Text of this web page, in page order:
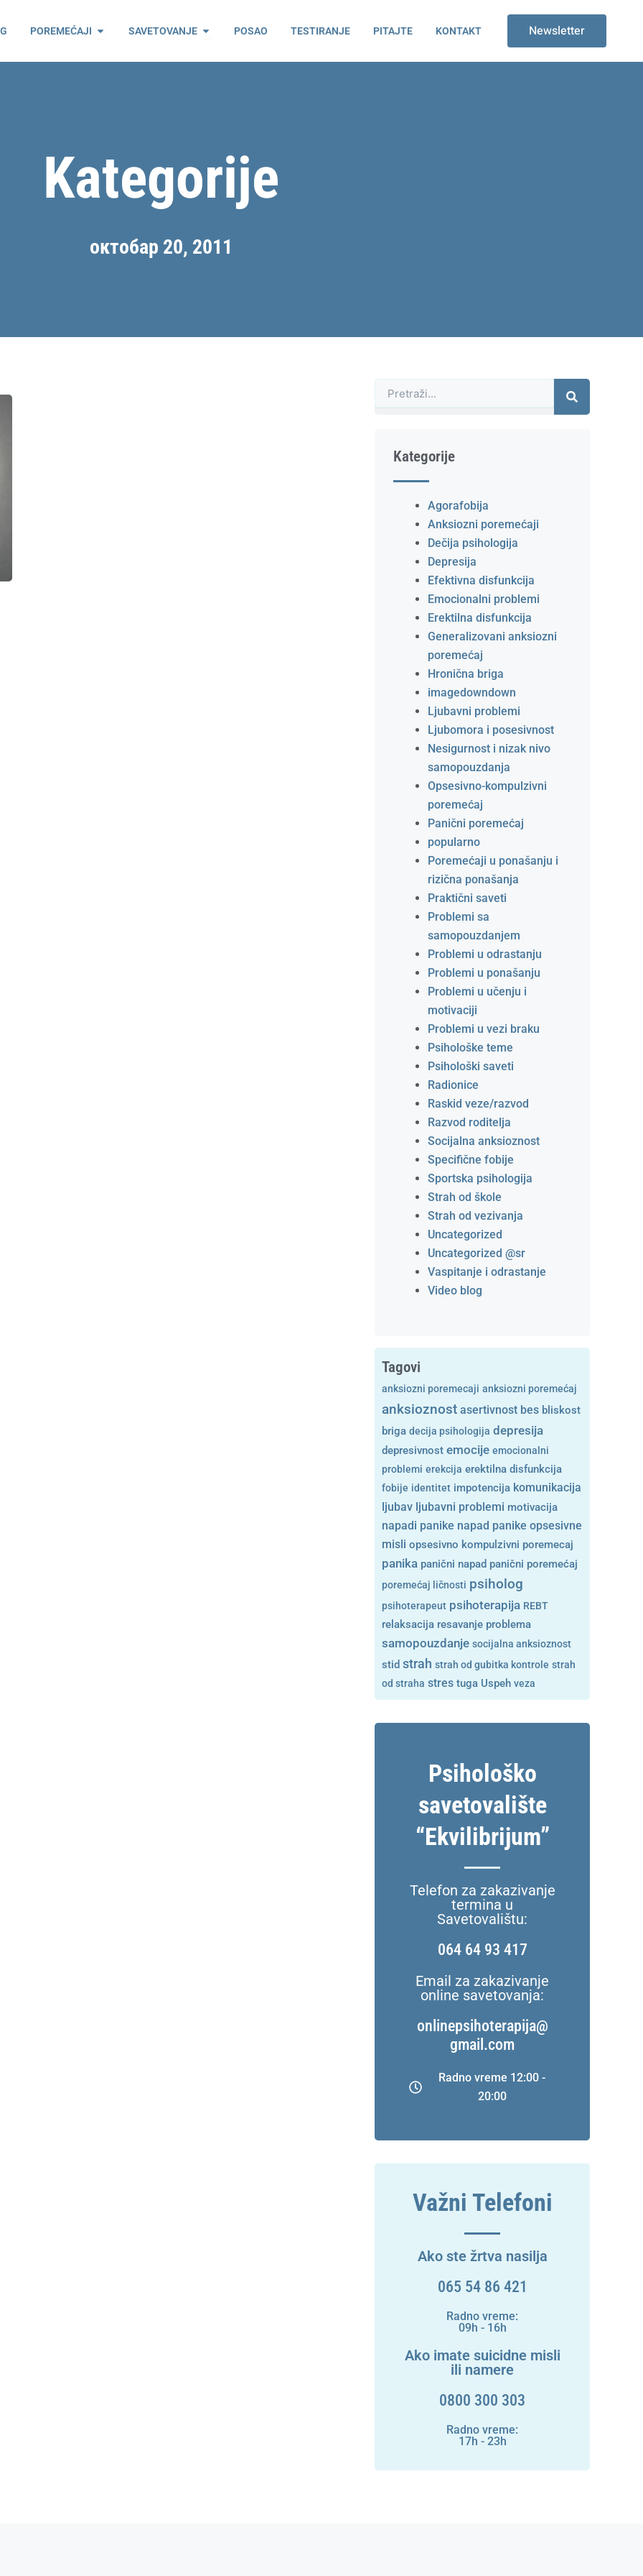
POREMEĆAJI Open Poremećaji
SAVETOVANJE Open Savetovanje
POSAO TESTIRANJE PITAJTE KONTAKT Newsletter
Kategorije
октобар 20, 2011
Претрага
Kategorije
Agorafobija
Anksiozni poremećaji
Dečija psihologija
Depresija
Efektivna disfunkcija
Emocionalni problemi
Erektilna disfunkcija
Generalizovani anksiozni
poremećaj
Hronična briga
imagedowndown
Ljubavni problemi
Ljubomora i posesivnost
Nesigurnost i nizak nivo
samopouzdanja
Opsesivno-kompulzivni
poremećaj
Panični poremećaj
popularno
Poremećaji u ponašanju i
rizična ponašanja
Praktični saveti
Problemi sa
samopouzdanjem
Problemi u odrastanju
Problemi u ponašanju
Problemi u učenju i
motivaciji
Problemi u vezi braku
Psihološke teme
Psihološki saveti
Radionice
Raskid veze/razvod
Razvod roditelja
Socijalna anksioznost
Specifične fobije
Sportska psihologija
Strah od škole
Strah od vezivanja
Uncategorized
Uncategorized @sr
Vaspitanje i odrastanje
Video blog
Tagovi
anksiozni poremecaji anksiozni poremećaj
anksioznost asertivnost bes bliskost
briga decija psihologija depresija
depresivnost emocije emocionalni
problemi erekcija erektilna disfunkcija
fobije identitet impotencija komunikacija
ljubav ljubavni problemi motivacija
napadi panike napad panike opsesivne
misli opsesivno kompulzivni poremecaj
panika panični napad panični poremećaj
poremećaj ličnosti psiholog
psihoterapeut psihoterapija REBT
relaksacija resavanje problema
samopouzdanje socijalna anksioznost
stid strah strah od gubitka kontrole strah
od straha stres tuga Uspeh veza
Psihološko
savetovalište
“Ekvilibrijum”
Telefon za zakazivanje
termina u
Savetovalištu:
064 64 93 417
Email za zakazivanje
online savetovanja:
onlinepsihoterapija@
gmail.com
Radno vreme 12:00 -
20:00
Važni Telefoni
Ako ste žrtva nasilja
065 54 86 421
Radno vreme:
09h - 16h
Ako imate suicidne misli
ili namere
0800 300 303
Radno vreme:
17h - 23h